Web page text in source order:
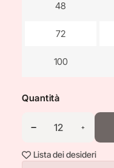
48
72
100
Quantità
Lista dei desideri